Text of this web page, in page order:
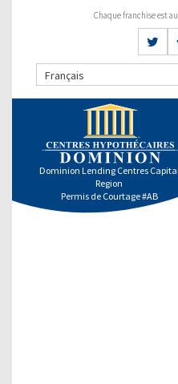
Chaque franchise est
Français
Dominion Lending Centres Capital
Region
Permis de Courtage #AB